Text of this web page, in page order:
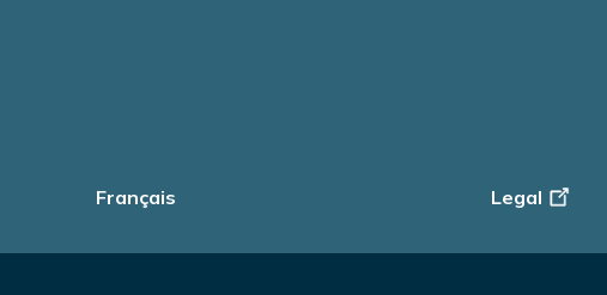
Français
Footer
Info
Legal